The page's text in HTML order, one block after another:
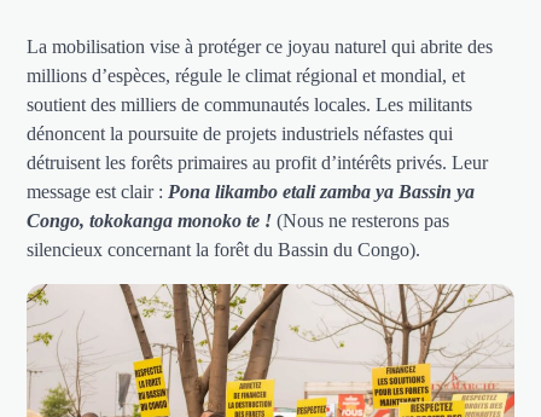
La mobilisation vise à protéger ce joyau naturel qui abrite des
millions d’espèces, régule le climat régional et mondial, et
soutient des milliers de communautés locales. Les militants
dénoncent la poursuite de projets industriels néfastes qui
détruisent les forêts primaires au profit d’intérêts privés. Leur
message est clair : Pona likambo etali zamba ya Bassin ya
Congo, tokokanga monoko te ! (Nous ne resterons pas
silencieux concernant la forêt du Bassin du Congo).